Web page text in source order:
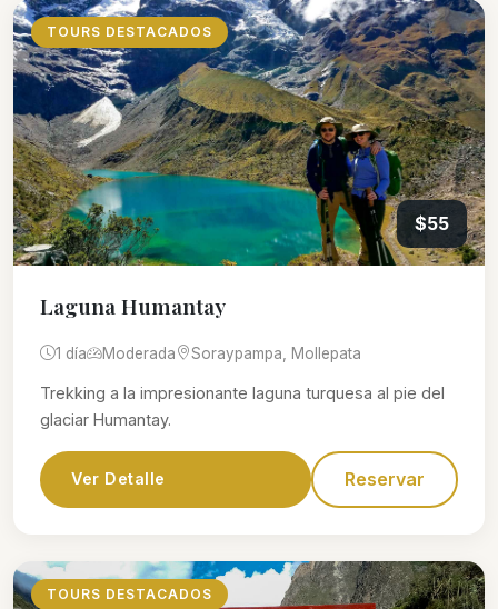
TOURS DESTACADOS
$55
Laguna Humantay
1 día Moderada Soraypampa, Mollepata
Trekking a la impresionante laguna turquesa al pie del
glaciar Humantay.
Ver Detalle Reservar
TOURS DESTACADOS